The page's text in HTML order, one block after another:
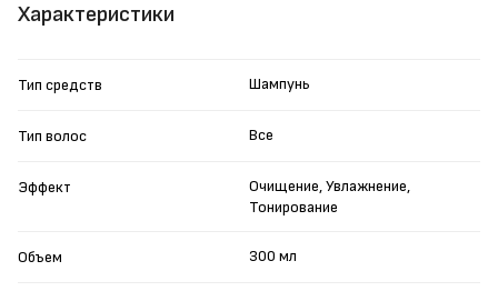
Характеристики
Тип средств Шампунь
Тип волос Все
Эффект
Очищение, Увлажнение,
Тонирование
Объем 300 мл